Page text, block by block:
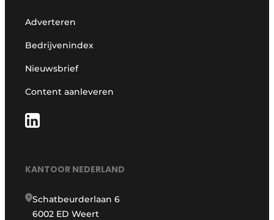
Adverteren
Bedrijvenindex
Nieuwsbrief
Content aanleveren
KANTOOR NEDERLAND
Schatbeurderlaan 6
6002 ED Weert